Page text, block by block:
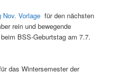
Nov. Vorlage für den nächsten
rein und bewegende
BSS-Geburtstag am 7.7.
das Wintersemester der